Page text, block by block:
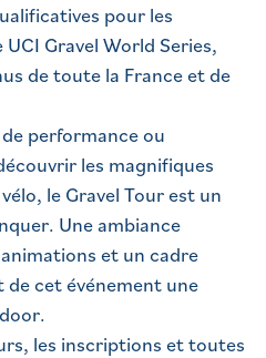
pour les
Gravel World Series,
de toute la France et de
performance ou
les magnifiques
le Gravel Tour est un
Une ambiance
et un cadre
cet événement une
les inscriptions et toutes